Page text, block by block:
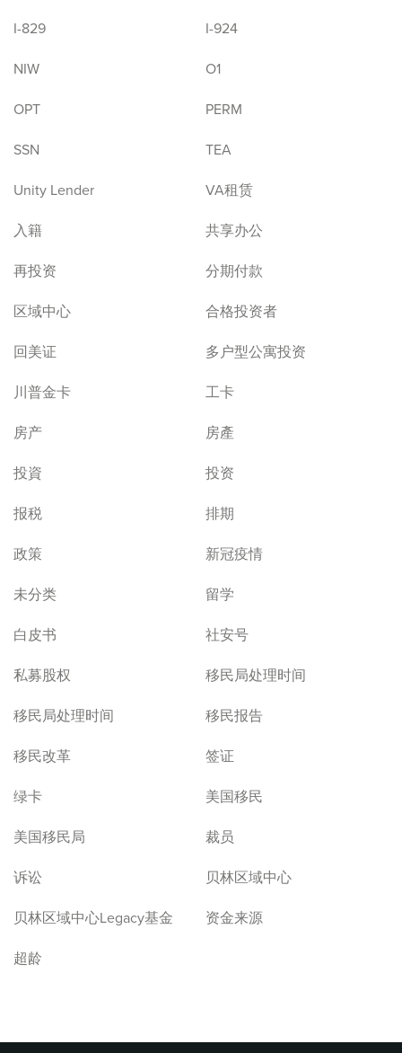
I-829
I-924
NIW
O1
OPT
PERM
SSN
TEA
Unity Lender
VA租赁
入籍
共享办公
再投资
分期付款
区域中心
合格投资者
回美证
多户型公寓投资
川普金卡
工卡
房产
房產
投資
投资
报税
排期
政策
新冠疫情
未分类
留学
白皮书
社安号
私募股权
移民局处理时间
移民局处理时间
移民报告
移民改革
签证
绿卡
美国移民
美国移民局
裁员
诉讼
贝林区域中心
贝林区域中心Legacy基金
资金来源
超龄